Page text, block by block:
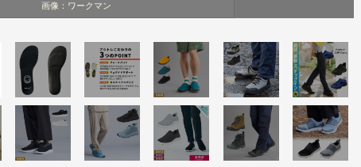
画像：ワークマン